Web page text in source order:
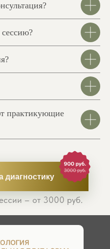
практикующие
диагностику
– от 3000 руб.